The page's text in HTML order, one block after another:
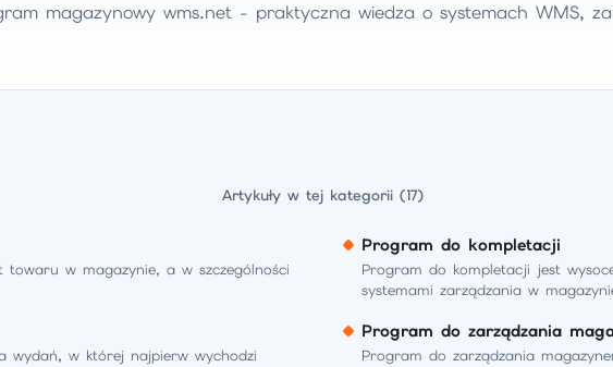
magazynowy wms.net - praktyczna wiedza o systemach WMS,
Artykuły w tej kategorii (17)
w magazynie, a w szczególności
wydań, w której najpierw wychodzi
Program do kompletacji
Program do kompletacji jest
systemami zarządzania w
Program do zarządzania
Program do zarządzania